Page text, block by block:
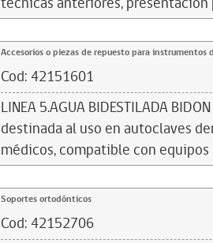
Accesorios o piezas de repuesto para instrumentos
Cod: 42151601
LINEA 5.AGUA BIDESTILADA
destinada al uso en autoclaves
médicos, compatible con equipos
Soportes ortodónticos
Cod: 42152706